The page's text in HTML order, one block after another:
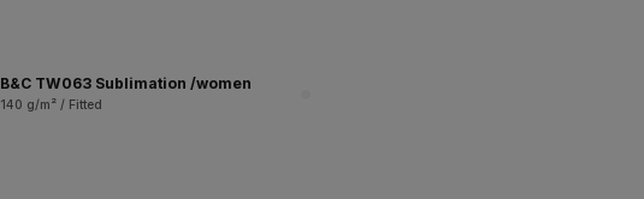
B&C TW063 Sublimation /women
140 g/m² / Fitted